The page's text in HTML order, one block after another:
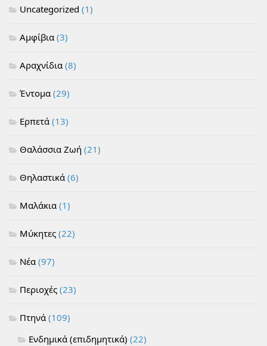
Uncategorized (1)
Αμφίβια (3)
Αραχνίδια (8)
Έντομα (29)
Ερπετά (13)
Θαλάσσια Ζωή (21)
Θηλαστικά (6)
Μαλάκια (1)
Μύκητες (22)
Νέα (97)
Περιοχές (23)
Πτηνά (109)
Ενδημικά (επιδημητικά) (22)